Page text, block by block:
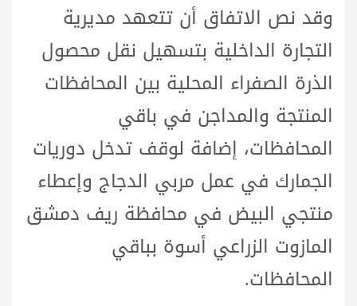
وقد نص الاتفاق أن تتعهد مديرية
التجارة الداخلية بتسهيل نقل محصول
الذرة الصفراء المحلية بين المحافظات
المنتجة والمداجن في باقي
المحافظات، إضافة لوقف تدخل دوريات
الجمارك في عمل مربي الدجاج وإعطاء
منتجي البيض في محافظة ريف دمشق
المازوت الزراعي أسوة بباقي
المحافظات.